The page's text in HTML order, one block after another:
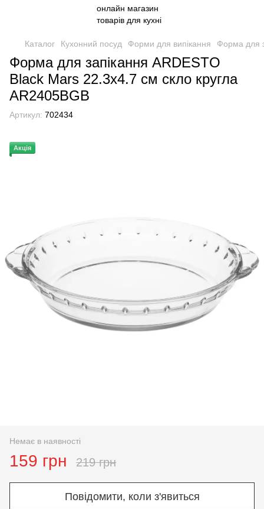
Каталог Кухонний посуд Форми для випікання Форма для
Форма для запікання ARDESTO
Black Mars 22.3x4.7 см скло кругла
AR2405BGB
Артикул: 702434
Акція
Немає в наявності
159 грн 219 грн
Повідомити, коли з'явиться